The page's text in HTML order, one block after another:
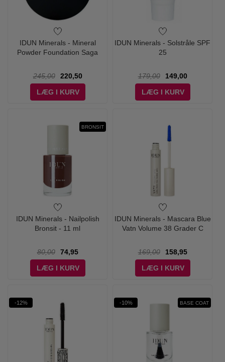
IDUN Minerals - Mineral
Powder Foundation Saga
245,00
220,50
LÆG I KURV
IDUN Minerals - Solstråle SPF
25
179,00
149,00
LÆG I KURV
BRONSIT
IDUN Minerals - Nailpolish
Bronsit - 11 ml
80,00
74,95
LÆG I KURV
IDUN Minerals - Mascara Blue
Vatn Volume 38 Grader C
169,00
158,95
LÆG I KURV
-12% -10% BASE COAT